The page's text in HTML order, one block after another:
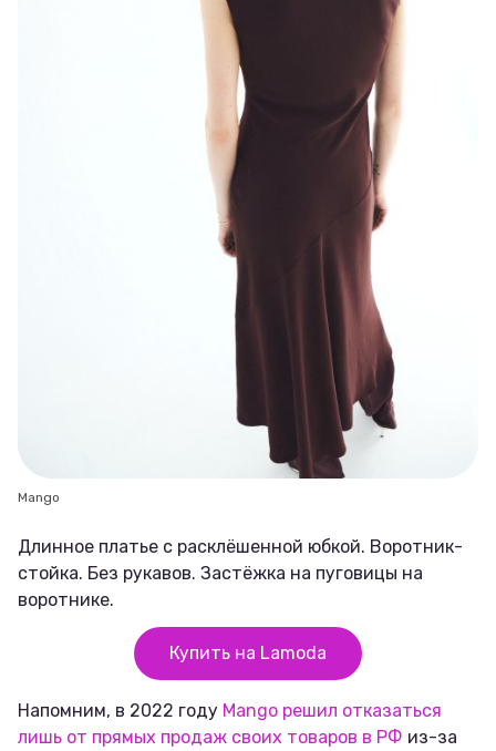
Mango
Длинное платье с расклёшенной юбкой. Воротник-
стойка. Без рукавов. Застёжка на пуговицы на
воротнике.
Купить на Lamoda
Напомним, в 2022 году Mango решил отказаться
лишь от прямых продаж своих товаров в РФ из-за